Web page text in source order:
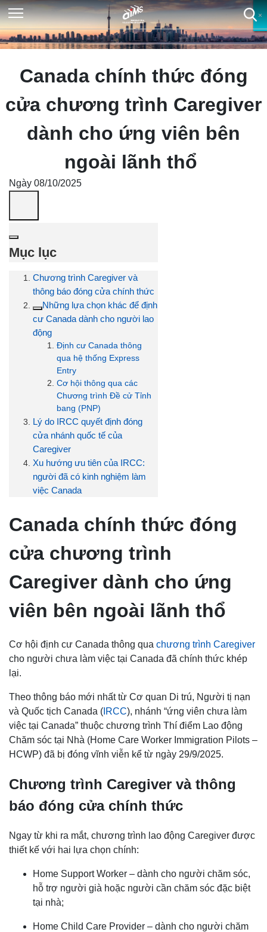
Canada chính thức đóng
cửa chương trình Caregiver
dành cho ứng viên bên
ngoài lãnh thổ
Ngày 08/10/2025
Mục lục
Chương trình Caregiver và
thông báo đóng cửa chính thức
Những lựa chọn khác để định
cư Canada dành cho người lao
động
Định cư Canada thông
qua hệ thống Express
Entry
Cơ hội thông qua các
Chương trình Đề cử Tỉnh
bang (PNP)
Lý do IRCC quyết định đóng
cửa nhánh quốc tế của
Caregiver
Xu hướng ưu tiên của IRCC:
người đã có kinh nghiệm làm
việc Canada
Canada chính thức đóng
cửa chương trình
Caregiver dành cho ứng
viên bên ngoài lãnh thổ
Cơ hội định cư Canada thông qua chương trình Caregiver
cho người chưa làm việc tại Canada đã chính thức khép
lại.
Theo thông báo mới nhất từ Cơ quan Di trú, Người tị nạn
và Quốc tịch Canada ( IRCC), nhánh “ứng viên chưa làm
việc tại Canada” thuộc chương trình Thí điểm Lao động
Chăm sóc tại Nhà (Home Care Worker Immigration Pilots –
HCWP) đã bị đóng vĩnh viễn kể từ ngày 29/9/2025.
Chương trình Caregiver và thông
báo đóng cửa chính thức
Ngay từ khi ra mắt, chương trình lao động Caregiver được
thiết kế với hai lựa chọn chính:
Home Support Worker – dành cho người chăm sóc,
hỗ trợ người già hoặc người cần chăm sóc đặc biệt
tại nhà;
Home Child Care Provider – dành cho người chăm
×
×
×
×